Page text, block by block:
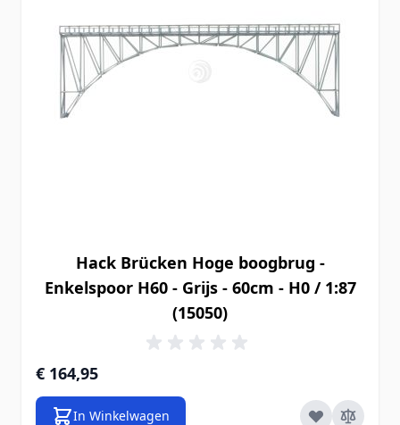
Hack Brücken Hoge boogbrug -
Enkelspoor H60 - Grijs - 60cm - H0 / 1:87
(15050)
€ 164,95
In Winkelwagen